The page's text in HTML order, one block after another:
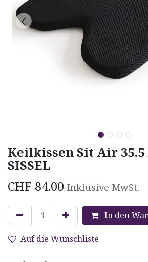
Keilkissen Sit Air 35.5
SISSEL
CHF 84.00 Inklusive MwSt.
In den
Auf die Wunschliste